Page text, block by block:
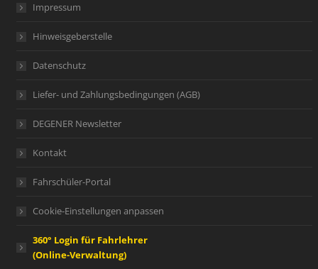
Impressum
Hinweisgeberstelle
Datenschutz
Liefer- und Zahlungsbedingungen (AGB)
DEGENER Newsletter
Kontakt
Fahrschüler-Portal
Cookie-Einstellungen anpassen
360° Login für Fahrlehrer
(Online-Verwaltung)